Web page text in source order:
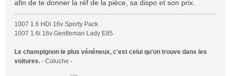
afin de te donner la réf de la pièce, sa dispo et son prix.
1007 1.6 HDi 16v Sporty Pack
1007 1.6i 16v Gentleman Lady E85
Le champignon le plus vénéneux, c'est celui qu'on trouve dans les
voitures. - Coluche -